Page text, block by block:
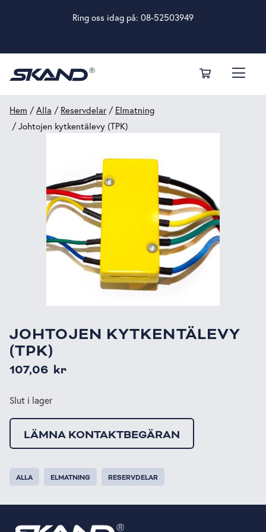
Ring oss idag på: 08-52503949
Hem /Alla / Reservdelar / Elmatning
/ Johtojen kytkentälevy (TPK)
JOHTOJEN KYTKENTÄLEVY
(TPK)
107,06 kr
Slut i lager
LÄMNA KONTAKTBEGÄRAN
ALLA ELMATNING RESERVDELAR